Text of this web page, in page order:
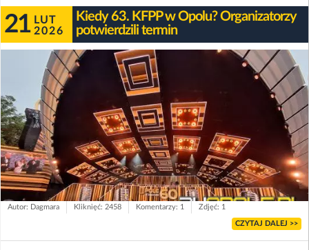
21 LUT
2026
Kiedy 63. KFPP w Opolu? Organizatorzy
potwierdzili termin
Autor: Dagmara Kliknięć: 2458 Komentarzy: 1 Zdjęć: 1
CZYTAJ DALEJ >>